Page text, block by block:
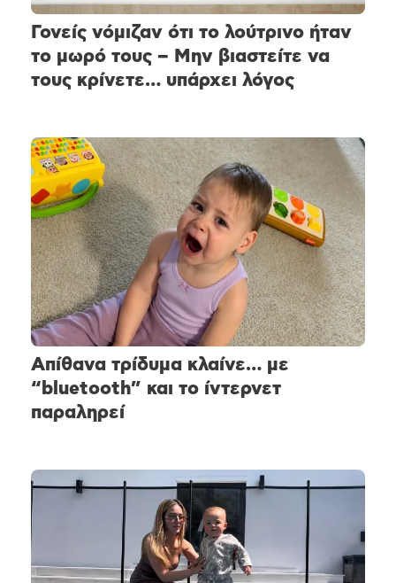
Γονείς νόμιζαν ότι το λούτρινο ήταν
το μωρό τους – Μην βιαστείτε να
τους κρίνετε… υπάρχει λόγος
Απίθανα τρίδυμα κλαίνε… με
“bluetooth” και το ίντερνετ
παραληρεί